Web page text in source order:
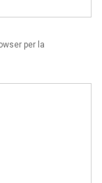
per la